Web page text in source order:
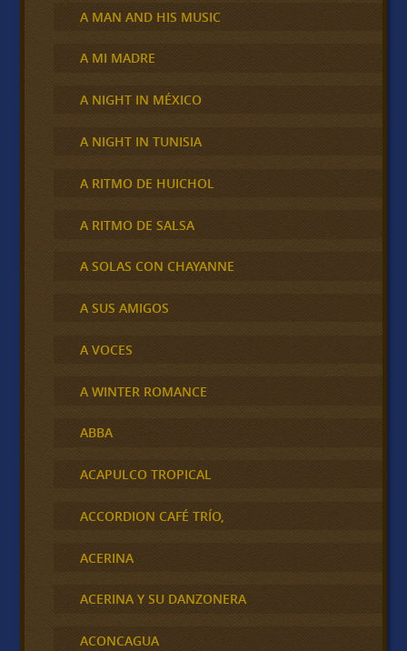
A MAN AND HIS MUSIC
A MI MADRE
A NIGHT IN MÉXICO
A NIGHT IN TUNISIA
A RITMO DE HUICHOL
A RITMO DE SALSA
A SOLAS CON CHAYANNE
A SUS AMIGOS
A VOCES
A WINTER ROMANCE
ABBA
ACAPULCO TROPICAL
ACCORDION CAFÉ TRÍO,
ACERINA
ACERINA Y SU DANZONERA
ACONCAGUA